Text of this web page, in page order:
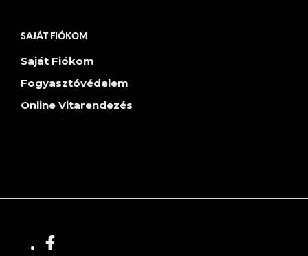
SAJÁT FIÓKOM
Saját Fiókom
Fogyasztóvédelem
Online Vitarendezés